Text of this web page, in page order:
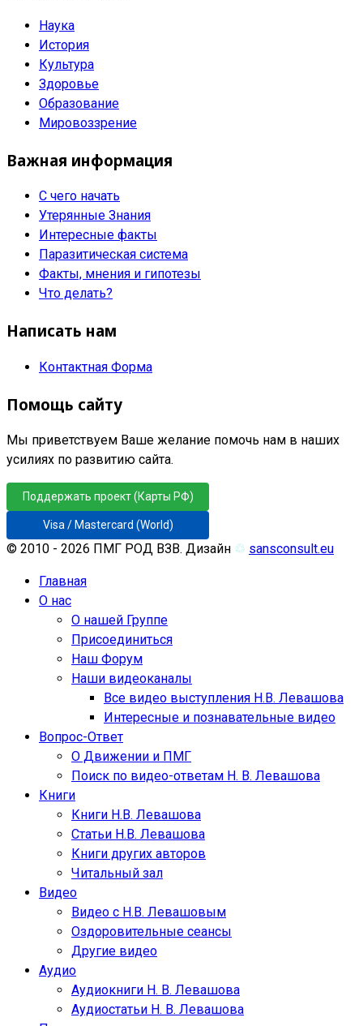
Наука
История
Культура
Здоровье
Образование
Мировоззрение
Важная информация
С чего начать
Утерянные Знания
Интересные факты
Паразитическая система
Факты, мнения и гипотезы
Что делать?
Написать нам
Контактная Форма
Помощь сайту
Мы приветствуем Ваше желание помочь нам в наших
усилиях по развитию сайта.
Поддержать проект (Карты РФ)
Visa / Mastercard (World)
© 2010 - 2026 ПМГ РОД ВЗВ. Дизайн ♲ sansconsult.eu
Главная
О нас
О нашей Группе
Присоединиться
Наш Форум
Наши видеоканалы
Все видео выступления Н.В. Левашова
Интересные и познавательные видео
Вопрос-Ответ
О Движении и ПМГ
Поиск по видео-ответам Н. В. Левашова
Книги
Книги Н.В. Левашова
Статьи Н.В. Левашова
Книги других авторов
Читальный зал
Видео
Видео с Н.В. Левашовым
Оздоровительные сеансы
Другие видео
Аудио
Аудиокниги Н. В. Левашова
Аудиостатьи Н. В. Левашова